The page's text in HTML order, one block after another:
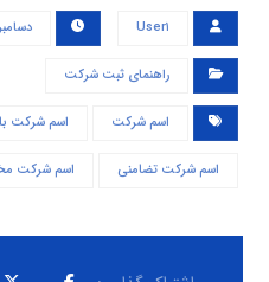
User۱ دسامبر ۲۱,
راهنمای ثبت شرکت
اسم شرکت اسم شرکت
اسم شرکت تضامنی اسم شرکت